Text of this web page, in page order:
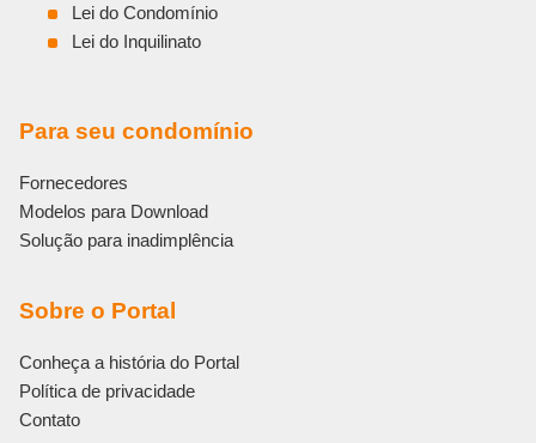
Lei do Condomínio
Lei do Inquilinato
Para seu condomínio
Fornecedores
Modelos para Download
Solução para inadimplência
Sobre o Portal
Conheça a história do Portal
Política de privacidade
Contato